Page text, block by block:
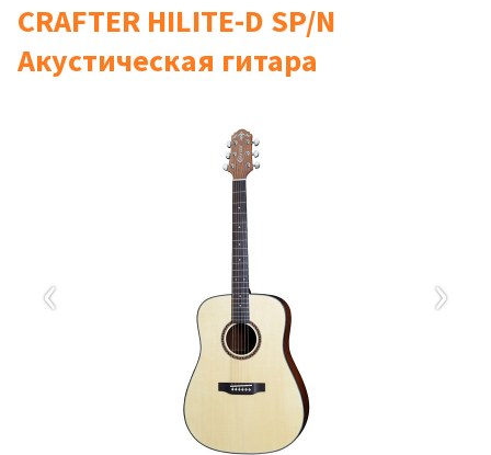
CRAFTER HILITE-D SP/N
Акустическая гитара
‹ ›